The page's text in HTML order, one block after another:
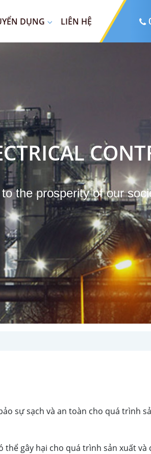
DỤNG LIÊN HỆ
the prosperity of our
sự sạch và an toàn cho quá trình
gây hại cho quá trình sản xuất và